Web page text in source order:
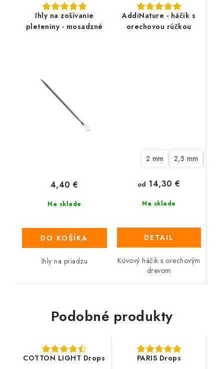
Ihly na zošívanie
pleteniny - mosadzné
Na sklade
4,40 €
DO KOŠÍKA
Ihly na priadzu
AddiNature - háčik s
orechovou rúčkou
2 mm 2,5 mm
Na sklade
od 14,30 €
DETAIL
Kovový háčik s orechovým
drevom
Podobné produkty
COTTON LIGHT Drops PARIS Drops